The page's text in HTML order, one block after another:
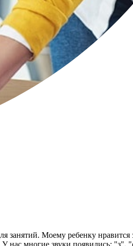
занятий. Моему ребенку нравится
нас многие звуки появились: